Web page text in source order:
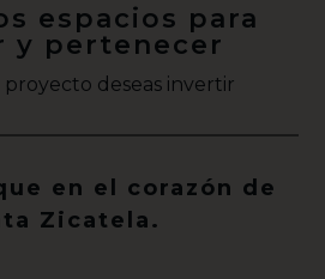
espacios para
y pertenecer
deseas invertir
en el corazón de
Zicatela.